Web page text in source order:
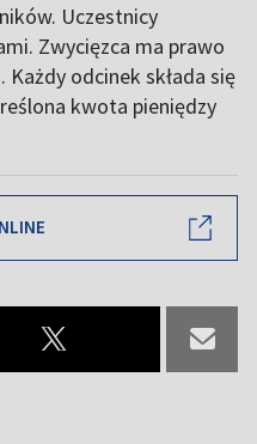
Uczestnicy
Zwycięzca ma prawo
odcinek składa się
kwota pieniędzy